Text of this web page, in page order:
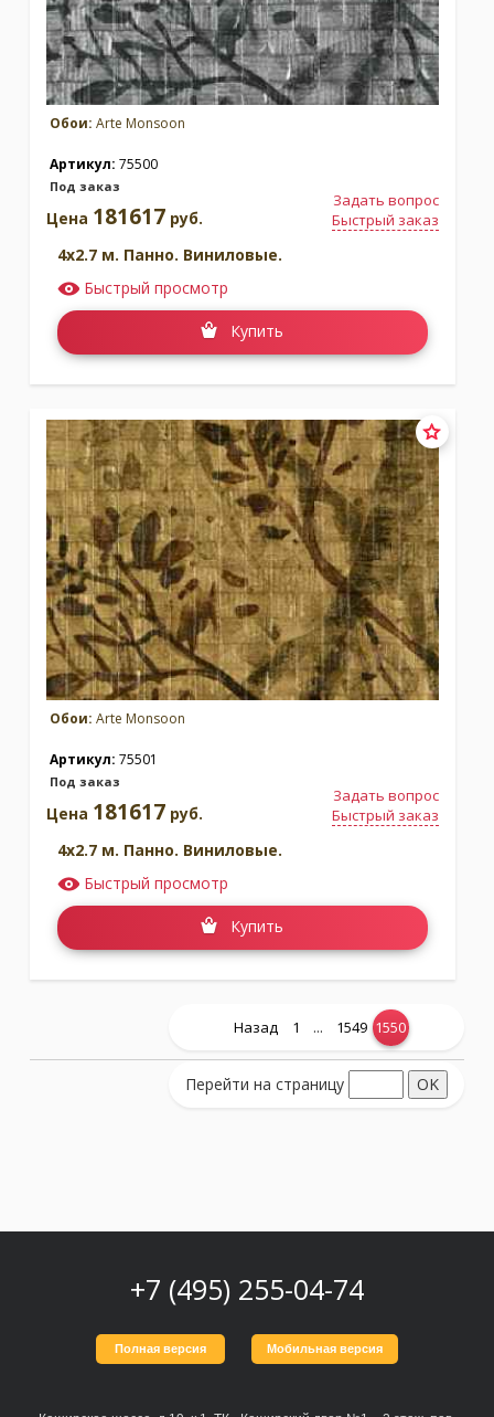
Обои: Arte Monsoon
Артикул: 75500
Под заказ
Задать вопрос
Быстрый заказ
Цена 181617 руб.
4x2.7 м. Панно. Виниловые.
Быстрый просмотр
Купить
Обои: Arte Monsoon
Артикул: 75501
Под заказ
Задать вопрос
Быстрый заказ
Цена 181617 руб.
4x2.7 м. Панно. Виниловые.
Быстрый просмотр
Купить
Назад 1 ... 1549 1550
Перейти на страницу
+7 (495) 255-04-74
Полная версия Мобильная версия